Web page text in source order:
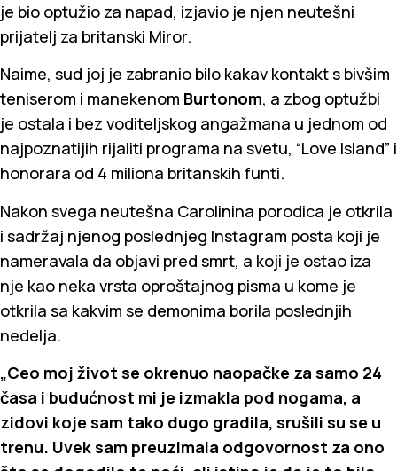
je bio optužio za napad, izjavio je njen neutešni
prijatelj za britanski Miror.
Naime, sud joj je zabranio bilo kakav kontakt s bivšim
teniserom i manekenom Burtonom, a zbog optužbi
je ostala i bez voditeljskog angažmana u jednom od
najpoznatijih rijaliti programa na svetu, “Love Island” i
honorara od 4 miliona britanskih funti.
Nakon svega neutešna Carolinina porodica je otkrila
i sadržaj njenog poslednjeg Instagram posta koji je
nameravala da objavi pred smrt, a koji je ostao iza
nje kao neka vrsta oproštajnog pisma u kome je
otkrila sa kakvim se demonima borila poslednjih
nedelja.
„Ceo moj život se okrenuo naopačke za samo 24
časa i budućnost mi je izmakla pod nogama, a
zidovi koje sam tako dugo gradila, srušili su se u
trenu. Uvek sam preuzimala odgovornost za ono